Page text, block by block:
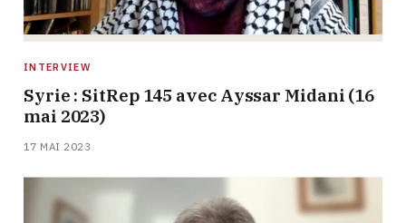
INTERVIEW
Syrie : SitRep 145 avec Ayssar Midani (16
mai 2023)
17 MAI 2023